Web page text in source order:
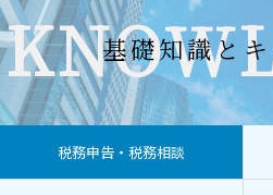
基礎知識と
税務申告・税務相談